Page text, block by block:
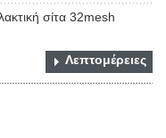
σίτα 32mesh
Λεπτομέρειες